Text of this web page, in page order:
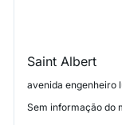
Saint Albert
Sem informação do